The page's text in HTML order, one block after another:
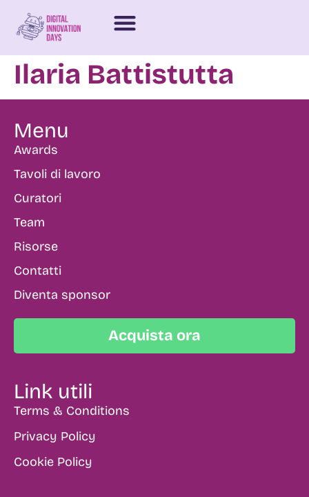
Ilaria Battistutta
Menu
Awards
Tavoli di lavoro
Curatori
Team
Risorse
Contatti
Diventa sponsor
Acquista ora
Link utili
Terms & Conditions
Privacy Policy
Cookie Policy